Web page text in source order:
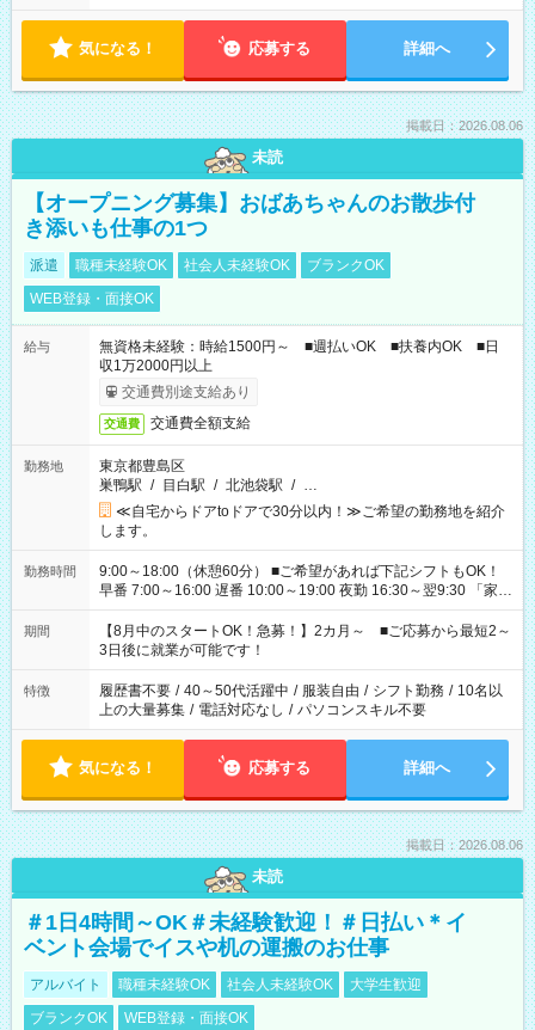
気になる！ 応募する 詳細へ
掲載日：2026.08.06
未読
【オープニング募集】おばあちゃんのお散歩付
き添いも仕事の1つ
派遣 職種未経験OK 社会人未経験OK
ブランクOK
WEB登録・面接OK
給与
無資格未経験：時給1500円～ ■週払いOK ■扶養内OK ■日
収1万2000円以上
交通費別途支給あり
交通費 交通費全額支給
勤務地
東京都豊島区
巣鴨駅 / 目白駅 / 北池袋駅 / …
≪自宅からドアtoドアで30分以内！≫ご希望の勤務地を紹介
します。
勤務時間
9:00～18:00（休憩60分） ■ご希望があれば下記シフトもOK！
早番 7:00～16:00 遅番 10:00～19:00 夜勤 16:30～翌9:30 「家族
と休みを合わせたい」 「余裕を持って夕飯の準備がしたい」
「できれば残業はしたくない」 など、ご希望を教えてください
ね。 ※Wワーク希望の方へ 今ご覧のお仕事で希望する勤務時間
と、もう1つのお仕事の勤務時間。 合計で週40時間を超える場
合は応募できません。
期間
【8月中のスタートOK！急募！】2カ月～ ■ご応募から最短2～
3日後に就業が可能です！
特徴 履歴書不要 / 40～50代活躍中 / 服装自由 / シフト勤務 / 10名以
上の大量募集 / 電話対応なし / パソコンスキル不要
気になる！ 応募する 詳細へ
掲載日：2026.08.06
未読
＃1日4時間～OK＃未経験歓迎！＃日払い＊イ
ベント会場でイスや机の運搬のお仕事
アルバイト 職種未経験OK 社会人未経験OK
大学生歓迎
ブランクOK
WEB登録・面接OK